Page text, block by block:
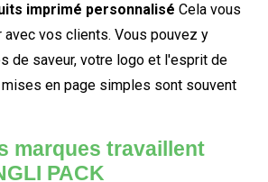
imprimé personnalisé Cela vous
avec vos clients. Vous pouvez y
de saveur, votre logo et l'esprit de
en page simples sont souvent
marques travaillent
PACK